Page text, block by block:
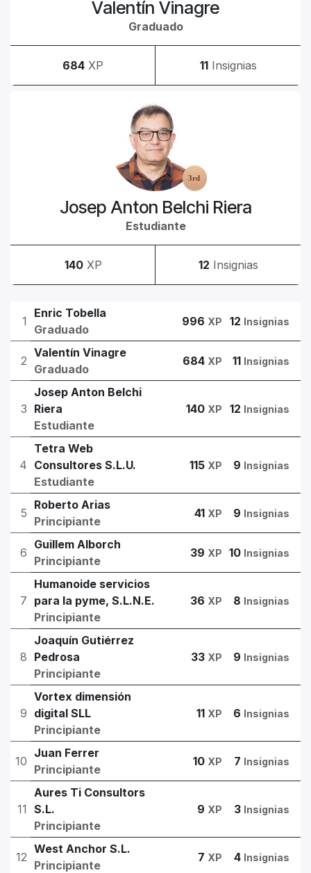
Valentín Vinagre
Graduado
684 XP 11 Insignias
Josep Anton Belchi Riera
Estudiante
140 XP 12 Insignias
1
Enric Tobella
Graduado
996 XP 12 Insignias
2
Valentín Vinagre
Graduado
684 XP 11 Insignias
3
Josep Anton Belchi
Riera
Estudiante
140 XP 12 Insignias
4
Tetra Web
Consultores S.L.U.
Estudiante
115 XP 9 Insignias
5
Roberto Arias
Principiante
41 XP 9 Insignias
6
Guillem Alborch
Principiante
39 XP 10 Insignias
7
Humanoide servicios
para la pyme, S.L.N.E.
Principiante
36 XP 8 Insignias
8
Joaquín Gutiérrez
Pedrosa
Principiante
33 XP 9 Insignias
9
Vortex dimensión
digital SLL
Principiante
11 XP 6 Insignias
10
Juan Ferrer
Principiante
10 XP 7 Insignias
11
Aures Ti Consultors
S.L.
Principiante
9 XP 3 Insignias
12
West Anchor S.L.
Principiante
7 XP 4 Insignias